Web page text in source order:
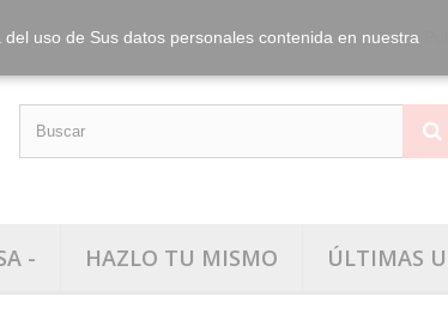
Tel.:
- HAZLO TU MISMO ÚLTIMAS
uso de Sus datos personales contenida en nuestra